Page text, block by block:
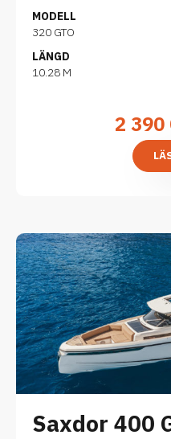
MODELL
320 GTO
LÄNGD
10.28 M
2 390
Saxdor 400